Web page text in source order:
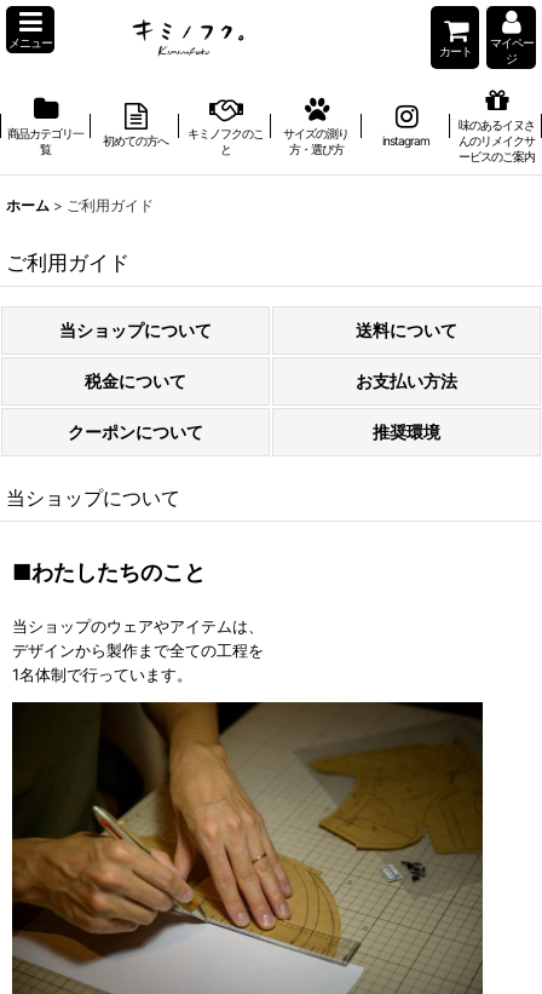
メニュー
カート
マイペー
ジ
商品カテゴリ一
覧
初めての方へ
キミノフクのこ
と
サイズの測り
方・選び方
instagram
味のあるイヌさ
んのリメイクサ
ービスのご案内
ホーム > ご利用ガイド
ご利用ガイド
当ショップについて 送料について
税金について お支払い方法
クーポンについて 推奨環境
当ショップについて
■わたしたちのこと
当ショップのウェアやアイテムは、
デザインから製作まで全ての工程を
1名体制で行っています。